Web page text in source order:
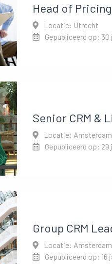
Head of Pricing
Locatie: Utrecht
Gepubliceerd op: 30
Senior CRM &
Locatie: Amsterdam
Gepubliceerd op: 29
Group CRM
Locatie: Amsterdam
Gepubliceerd op: 16